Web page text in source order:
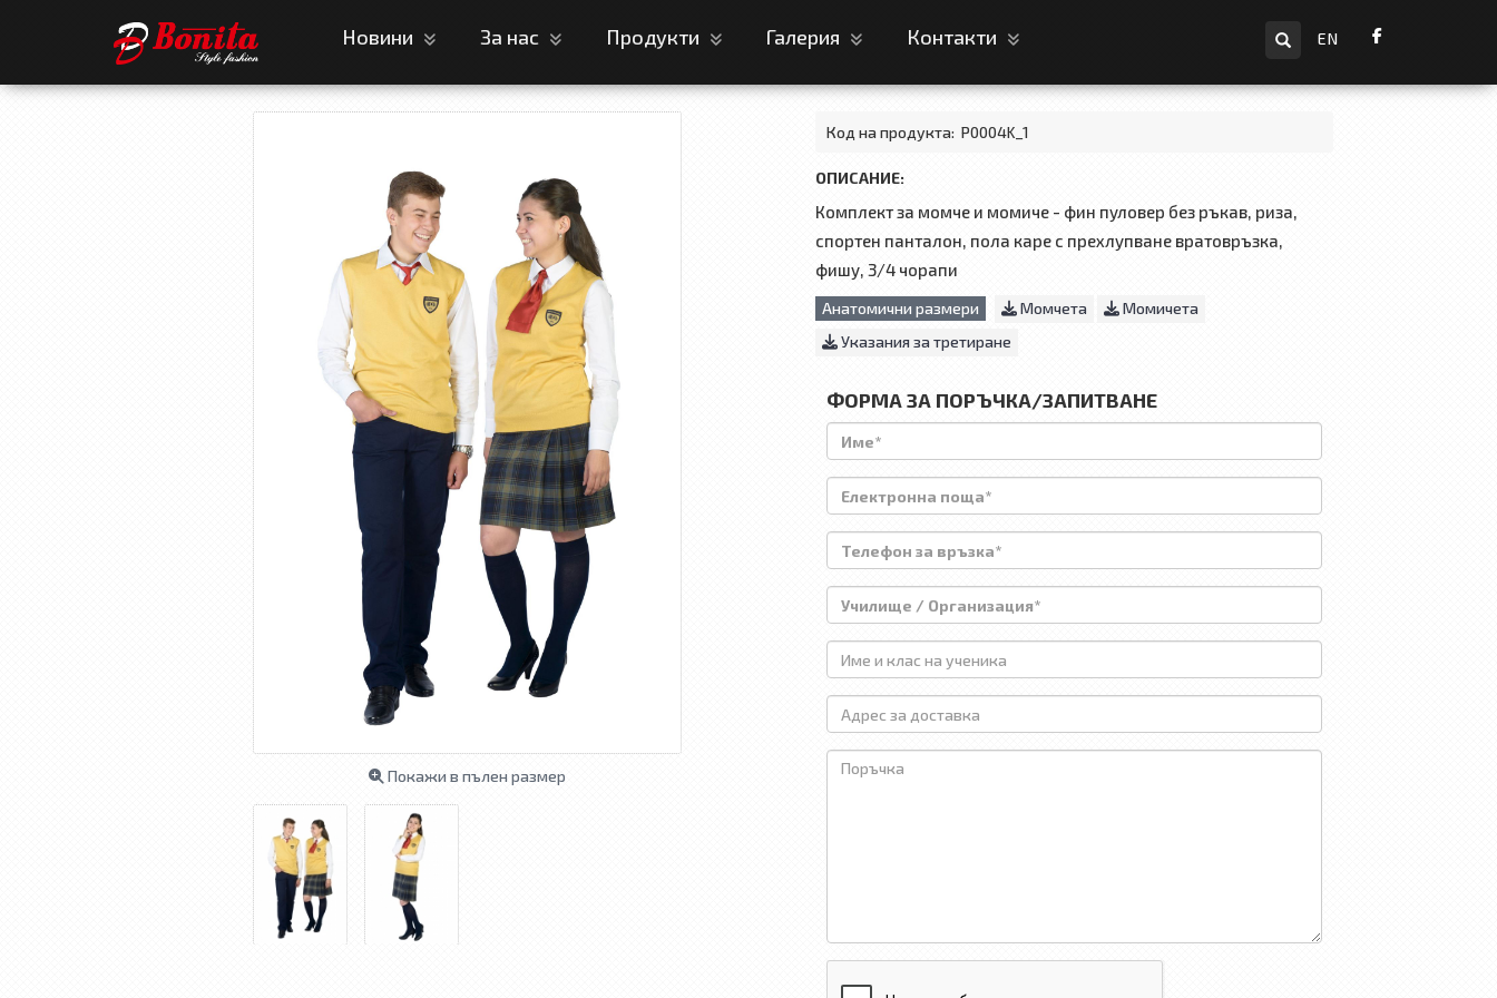
Новини За нас Продукти Галерия Контакти
EN
Покажи в пълен размер
Код на продукта: P0004K_1
ОПИСАНИЕ:
Комплект за момче и момиче - фин пуловер без ръкав, риза,
спортен панталон, пола каре с прехлупване вратовръзка,
фишу, 3/4 чорапи
Анатомични размери Момчета
Момичета
Указания за третиране
ФОРМА ЗА ПОРЪЧКА/ЗАПИТВАНЕ